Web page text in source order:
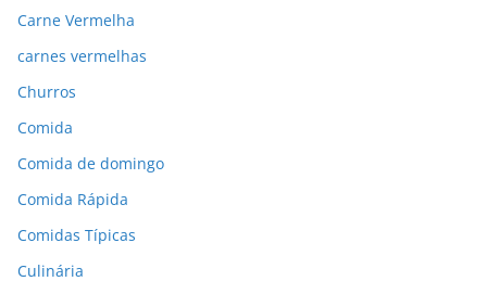
Carne Vermelha
carnes vermelhas
Churros
Comida
Comida de domingo
Comida Rápida
Comidas Típicas
Culinária